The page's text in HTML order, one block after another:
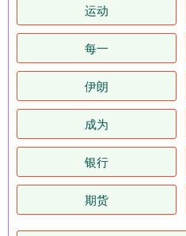
运动
每一
伊朗
成为
银行
期货